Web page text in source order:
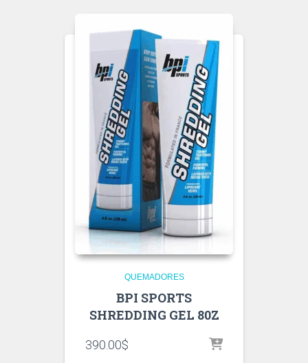
QUEMADORES
BPI SPORTS
SHREDDING GEL 80Z
390.00$